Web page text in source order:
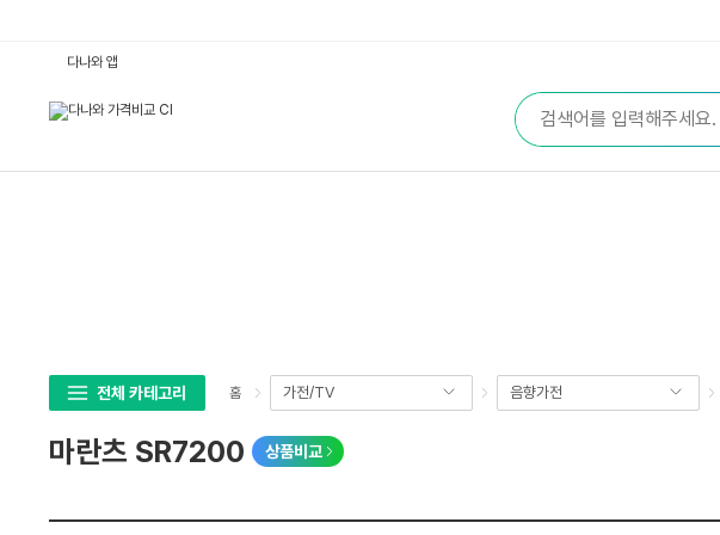
합
검
색
다나와 앱
전체 카테고리 홈 가전/TV 음향가전
마란츠 SR7200 상품비교
세